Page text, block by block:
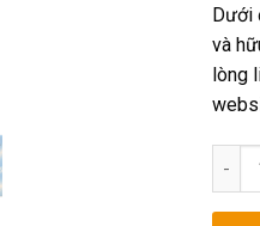
Dưới
và
lòng